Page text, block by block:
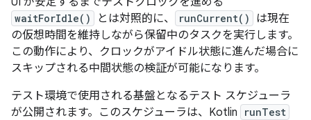
waitForIdle() とは対照的に、 runCurrent()
は現在
の仮想時間を維持しながら保留中のタスクを実行します。
この動作により、クロックがアイドル状態に進んだ場合に
スキップされる中間状態の検証が可能になります。
テスト環境で使用される基盤となるテスト スケジューラ
が公開されます。このスケジューラは、Kotlin
runTest